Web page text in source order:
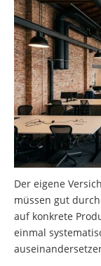
Der eigene
müssen gut
auf konkrete
einmal